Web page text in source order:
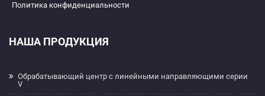
Политика конфиденциальности
НАША ПРОДУКЦИЯ
Обрабатывающий центр с линейными направляющими серии
V